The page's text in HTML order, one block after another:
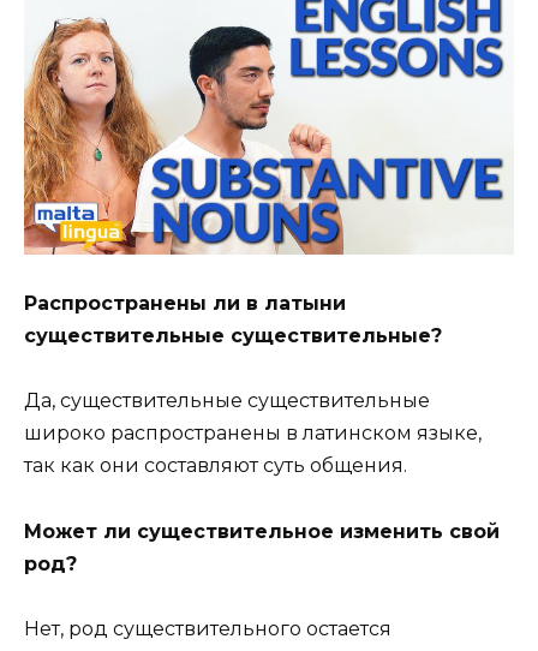
Распространены ли в латыни
существительные существительные?
Да, существительные существительные
широко распространены в латинском языке,
так как они составляют суть общения.
Может ли существительное изменить свой
род?
Нет, род существительного остается